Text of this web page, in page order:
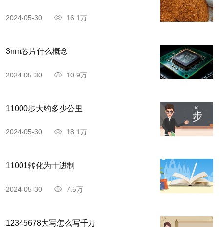
2024-05-30 16.1万
3nm芯片什么概念
2024-05-30 10.9万
11000步大约多少公里
2024-05-30 18.1万
11001转化为十进制
2024-05-30 7.5万
12345678大写怎么写千万